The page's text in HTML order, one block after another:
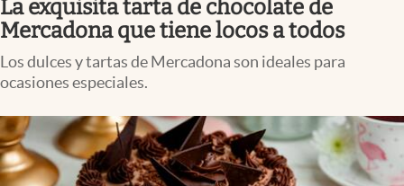
La exquisita tarta de chocolate de
Mercadona que tiene locos a todos
Los dulces y tartas de Mercadona son ideales para
ocasiones especiales.